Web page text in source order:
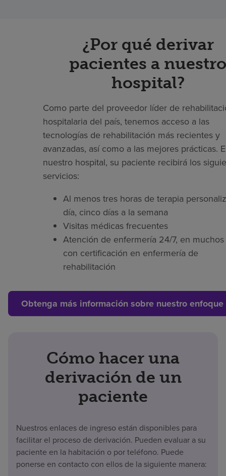
¿Por qué derivar
pacientes a nuestro
hospital?
Como parte del proveedor líder de
hospitalaria del país, tenemos acceso a las
tecnologías de rehabilitación más recientes y
avanzadas, así como a las mejores prácticas.
nuestro hospital, su paciente recibirá los
servicios:
Al menos tres horas de terapia
día, cinco días a la semana
Visitas médicas frecuentes
Atención de enfermería 24/7, en muchos
con certificación en enfermería de
rehabilitación
Obtenga más información sobre nuestro
Cómo hacer una
derivación de un
paciente
Nuestros enlaces de ingreso están disponibles para
facilitar el proceso de derivación. Pueden evaluar a su
paciente en la habitación o por teléfono. Puede
ponerse en contacto con ellos de la siguiente manera: